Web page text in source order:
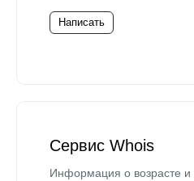
Написать
Сервис Whois
Информация о возрасте и